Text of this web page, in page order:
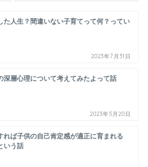
た人生？間違いない子育てって何？ってい
2023年7月31日
深層心理について考えてみたよって話
2023年5月20日
れば子供の自己肯定感が適正に育まれる
いう話